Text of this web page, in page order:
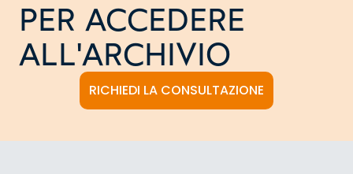
PER ACCEDERE
ALL'ARCHIVIO
RICHIEDI LA CONSULTAZIONE